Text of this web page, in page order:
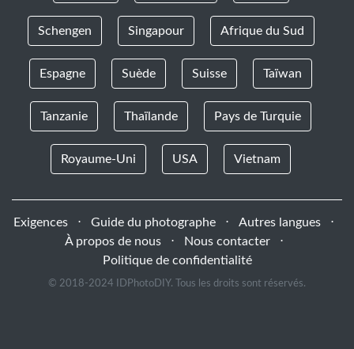
Schengen Singapour Afrique du Sud
Espagne Suède Suisse Taïwan
Tanzanie Thaïlande Pays de Turquie
Royaume-Uni USA Vietnam
Exigences ⋅ Guide du photographe ⋅ Autres langues
⋅
À propos de nous
⋅ Nous contacter
⋅
Politique de confidentialité
© 2018-2024 IDPhotoDIY. Tous les droits sont réservés.